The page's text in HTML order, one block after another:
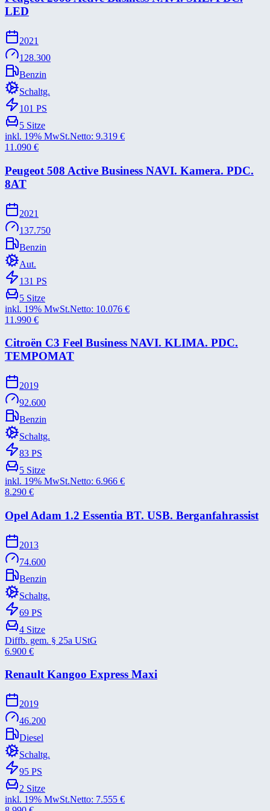
LED
2021
128.300
Benzin
Schaltg.
101 PS
5 Sitze
inkl. 19% MwSt.Netto: 9.319 €
11.090 €
Peugeot 508 Active Business NAVI. Kamera. PDC.
8AT
2021
137.750
Benzin
Aut.
131 PS
5 Sitze
inkl. 19% MwSt.Netto: 10.076 €
11.990 €
Citroën C3 Feel Business NAVI. KLIMA. PDC.
TEMPOMAT
2019
92.600
Benzin
Schaltg.
83 PS
5 Sitze
inkl. 19% MwSt.Netto: 6.966 €
8.290 €
Opel Adam 1.2 Essentia BT. USB. Berganfahrassist
2013
74.600
Benzin
Schaltg.
69 PS
4 Sitze
Diffb. gem. § 25a UStG
6.900 €
Renault Kangoo Express Maxi
2019
46.200
Diesel
Schaltg.
95 PS
2 Sitze
inkl. 19% MwSt.Netto: 7.555 €